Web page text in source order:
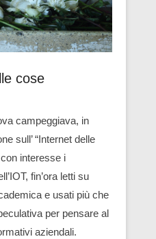
cose
campeggiava, in
sull’ “Internet delle
interesse i
fin’ora letti su
e usati più che
per pensare al
aziendali.